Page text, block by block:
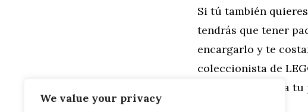
We value your privacy
Si tú también
tendrás que tener
encargarlo y te
coleccionista de
? Encuentra